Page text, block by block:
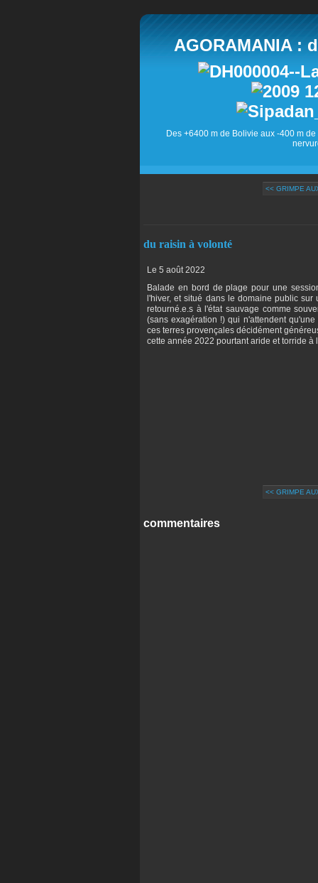
AGORAMANIA :
Des +6400 m de Bolivie aux -400 m
<< GRIMPE
du raisin à volonté
Le 5 août 2022
Balade en bord de plage pour une
l'hiver, et situé dans le domaine public
retourné.e.s à l'état sauvage comme
(sans exagération !) qui n'attendent
ces terres provençales décidément
cette année 2022 pourtant aride et torride à
<< GRIMPE
commentaires